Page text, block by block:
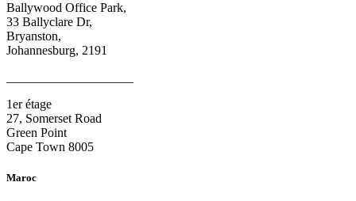
Ballywood Office Park,
33 Ballyclare Dr,
Bryanston,
Johannesburg, 2191
1er étage
27, Somerset Road
Green Point
Cape Town 8005
Maroc